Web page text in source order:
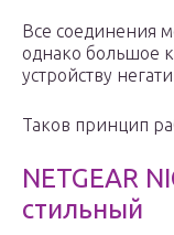
Все соединения
однако большое
устройству
Таков принцип
NETGEAR
стильный